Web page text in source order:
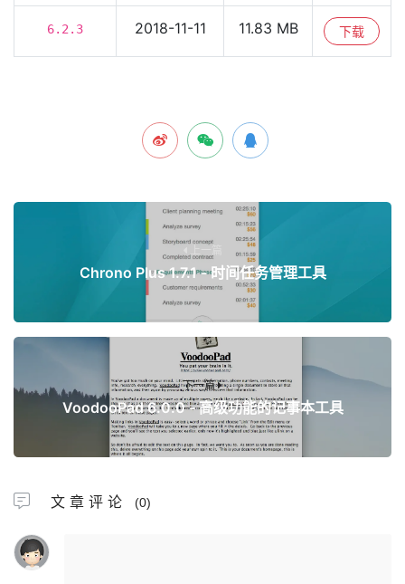
6.2.3 2018-11-11 11.83 MB 下载
Chrono Plus 1.7.1 - 时间任务管理工具
下一篇
VoodooPad 6.0.0 - 高级功能的记事本工具
文章评论 (0)